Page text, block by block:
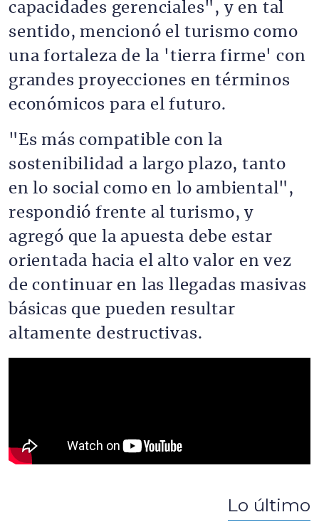
capacidades gerenciales", y en tal
sentido, mencionó el turismo como
una fortaleza de la 'tierra firme' con
grandes proyecciones en términos
económicos para el futuro.
"Es más compatible con la
sostenibilidad a largo plazo, tanto
en lo social como en lo ambiental",
respondió frente al turismo, y
agregó que la apuesta debe estar
orientada hacia el alto valor en vez
de continuar en las llegadas masivas
básicas que pueden resultar
altamente destructivas.
Lo último